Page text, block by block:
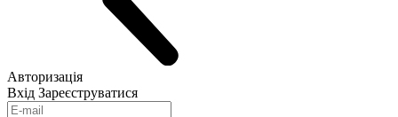
Авторизація
Вхід Зареєструватися